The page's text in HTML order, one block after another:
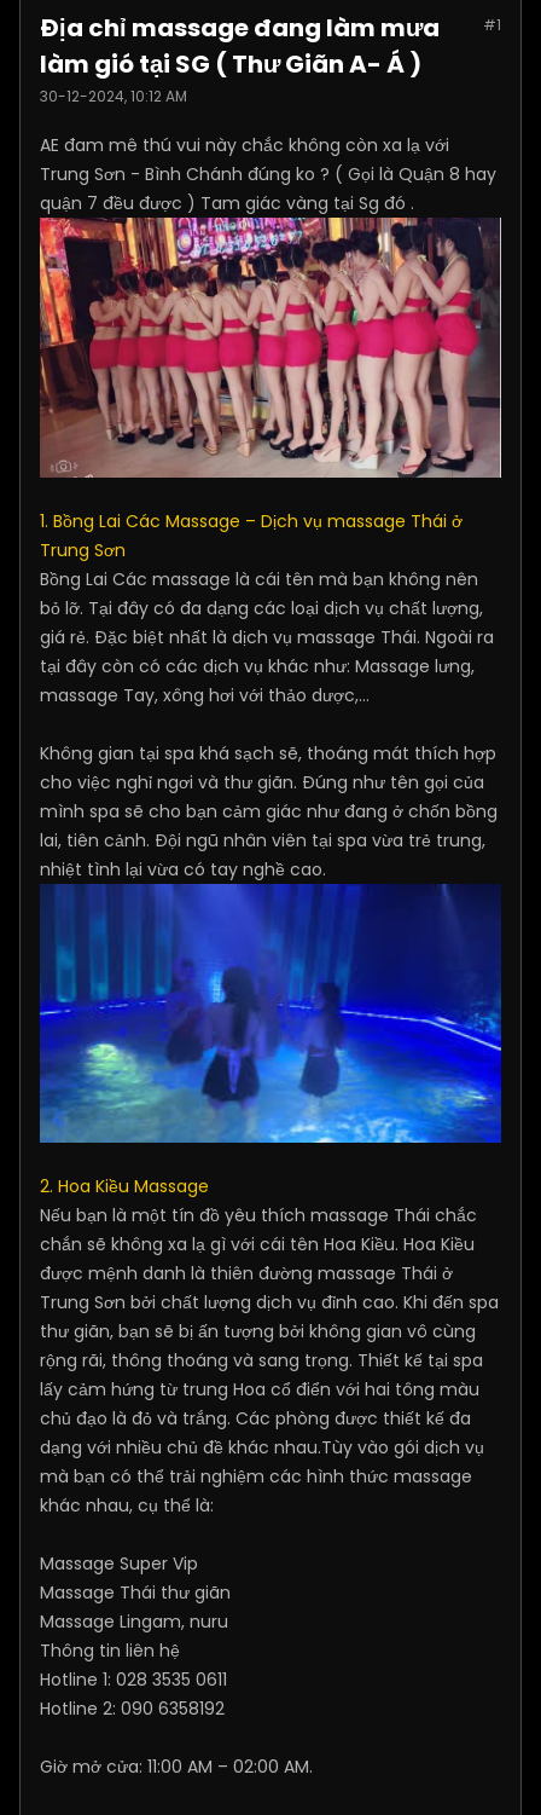
Posts:10887 #1
Địa chỉ massage đang làm mưa
làm gió tại SG ( Thư Giãn A- Á )
30-12-2024, 10:12 AM
AE đam mê thú vui này chắc không còn xa lạ với
Trung Sơn - Bình Chánh đúng ko ? ( Gọi là Quận 8 hay
quận 7 đều được ) Tam giác vàng tại Sg đó .
1. Bồng Lai Các Massage – Dịch vụ massage Thái ở
Trung Sơn
Bồng Lai Các massage là cái tên mà bạn không nên
bỏ lỡ. Tại đây có đa dạng các loại dịch vụ chất lượng,
giá rẻ. Đặc biệt nhất là dịch vụ massage Thái. Ngoài ra
tại đây còn có các dịch vụ khác như: Massage lưng,
massage Tay, xông hơi với thảo dược,…
Không gian tại spa khá sạch sẽ, thoáng mát thích hợp
cho việc nghỉ ngơi và thư giãn. Đúng như tên gọi của
mình spa sẽ cho bạn cảm giác như đang ở chốn bồng
lai, tiên cảnh. Đội ngũ nhân viên tại spa vừa trẻ trung,
nhiệt tình lại vừa có tay nghề cao.
2. Hoa Kiều Massage
Nếu bạn là một tín đồ yêu thích massage Thái chắc
chắn sẽ không xa lạ gì với cái tên Hoa Kiều. Hoa Kiều
được mệnh danh là thiên đường massage Thái ở
Trung Sơn bởi chất lượng dịch vụ đỉnh cao. Khi đến spa
thư giãn, bạn sẽ bị ấn tượng bởi không gian vô cùng
rộng rãi, thông thoáng và sang trọng. Thiết kế tại spa
lấy cảm hứng từ trung Hoa cổ điển với hai tông màu
chủ đạo là đỏ và trắng. Các phòng được thiết kế đa
dạng với nhiều chủ đề khác nhau.Tùy vào gói dịch vụ
mà bạn có thể trải nghiệm các hình thức massage
khác nhau, cụ thể là:
Massage Super Vip
Massage Thái thư giãn
Massage Lingam, nuru
Thông tin liên hệ
Hotline 1: 028 3535 0611
Hotline 2: 090 6358192
Giờ mở cửa: 11:00 AM – 02:00 AM.